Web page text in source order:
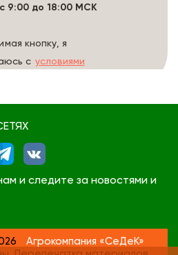
9:00 до 18:00 МСК
кнопку, я
с условиями
и следите за новостями и
Агрокомпания «СеДеК»